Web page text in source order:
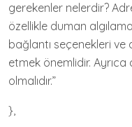
gerekenler nelerdir?
özellikle duman
bağlantı seçenekleri
etmek önemlidir. Ayrıca
olmalıdır.”
},